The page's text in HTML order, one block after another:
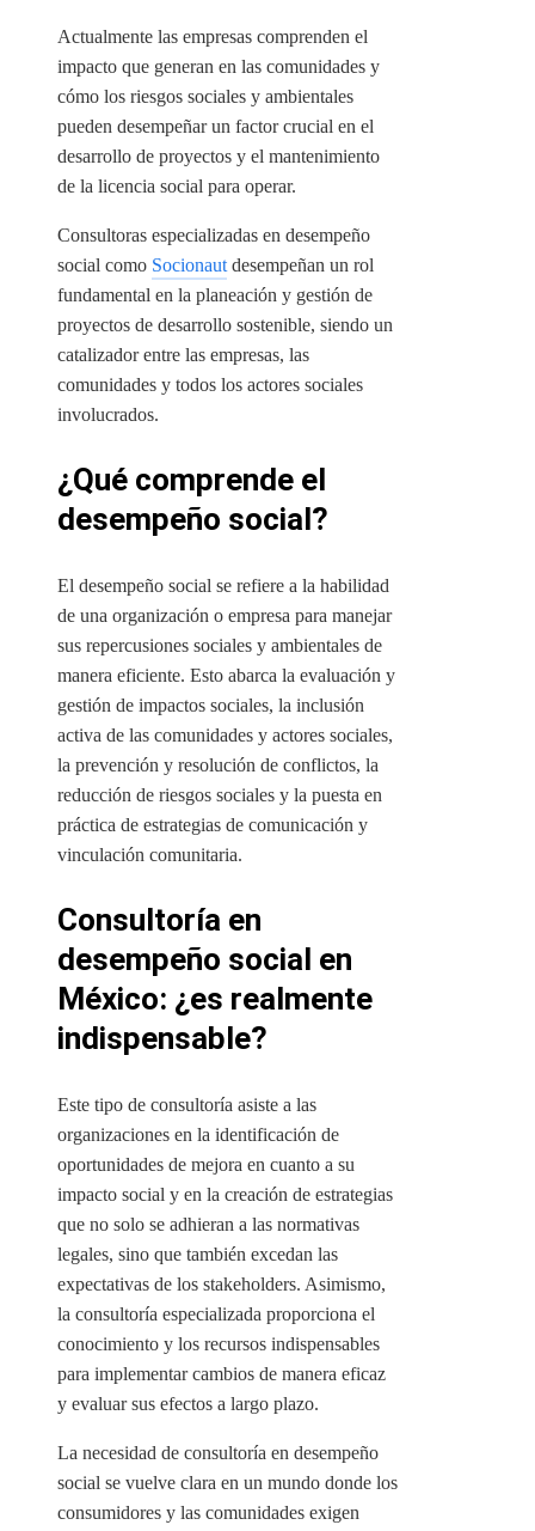
Actualmente las empresas comprenden el
impacto que generan en las comunidades y
cómo los riesgos sociales y ambientales
pueden desempeñar un factor crucial en el
desarrollo de proyectos y el mantenimiento
de la licencia social para operar.
Consultoras especializadas en desempeño
social como Socionaut desempeñan un rol
fundamental en la planeación y gestión de
proyectos de desarrollo sostenible, siendo un
catalizador entre las empresas, las
comunidades y todos los actores sociales
involucrados.
¿Qué comprende el
desempeño social?
El desempeño social se refiere a la habilidad
de una organización o empresa para manejar
sus repercusiones sociales y ambientales de
manera eficiente. Esto abarca la evaluación y
gestión de impactos sociales, la inclusión
activa de las comunidades y actores sociales,
la prevención y resolución de conflictos, la
reducción de riesgos sociales y la puesta en
práctica de estrategias de comunicación y
vinculación comunitaria.
Consultoría en
desempeño social en
México: ¿es realmente
indispensable?
Este tipo de consultoría asiste a las
organizaciones en la identificación de
oportunidades de mejora en cuanto a su
impacto social y en la creación de estrategias
que no solo se adhieran a las normativas
legales, sino que también excedan las
expectativas de los stakeholders. Asimismo,
la consultoría especializada proporciona el
conocimiento y los recursos indispensables
para implementar cambios de manera eficaz
y evaluar sus efectos a largo plazo.
La necesidad de consultoría en desempeño
social se vuelve clara en un mundo donde los
consumidores y las comunidades exigen